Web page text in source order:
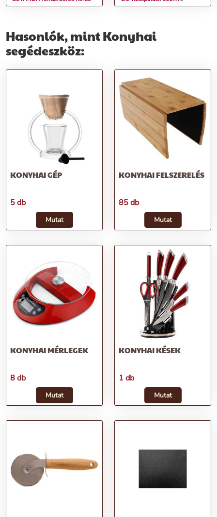
korallvörös
Hasonlók, mint Konyhai
segédeszköz:
KONYHAI GÉP
5 db
Mutat
KONYHAI FELSZERELÉS
85 db
Mutat
KONYHAI MÉRLEGEK
8 db
Mutat
KONYHAI KÉSEK
1 db
Mutat